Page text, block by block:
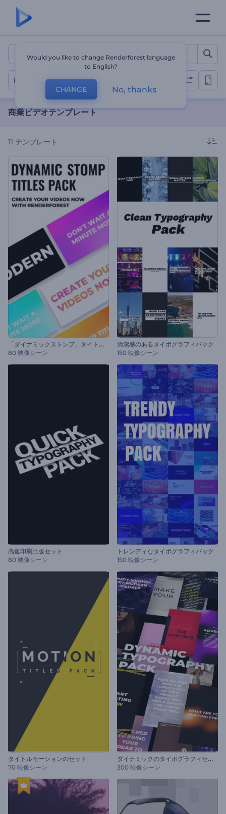
商業ビデオテンプレート
商業ビデオ
商業ビデオテンプレート
11 テンプレート
「
ダイナミックストンプ」タイトル・セット
80 映像シーン
清潔感のあるタイポグラフィパック
150 映像シーン
高速印刷出版セット
80 映像シーン
トレンディなタイポグラフィパック
150 映像シーン
タイトルモーションのセット
70 映像シーン
ダ
イナミックのタイポグラフィセット
300 映像シーン
Would you like to change Renderforest language
to English?
CHANGE No, thanks